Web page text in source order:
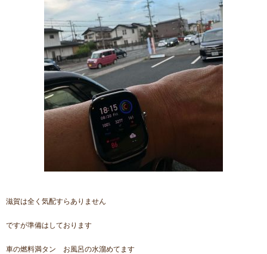
滋賀は全く気配すらありません
ですが準備はしております
車の燃料満タン お風呂の水溜めてます